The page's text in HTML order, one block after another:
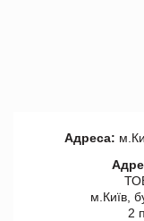
Адреса:
м.Київ,
2